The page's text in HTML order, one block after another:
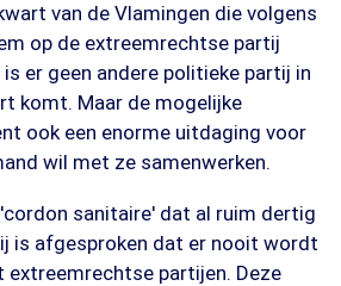
van de Vlamingen die volgens
op de extreemrechtse partij
er geen andere politieke partij in
komt. Maar de mogelijke
ook een enorme uitdaging voor
wil met ze samenwerken.
sanitaire' dat al ruim dertig
is afgesproken dat er nooit wordt
extreemrechtse partijen. Deze